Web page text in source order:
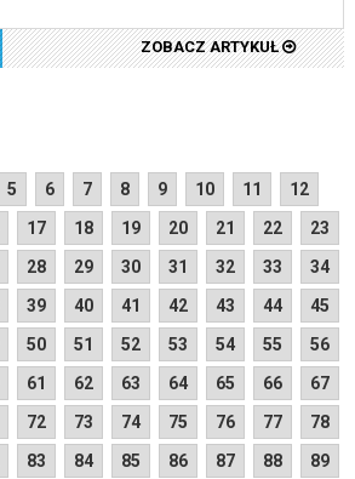
ZOBACZ ARTYKUŁ
5 6 7 8 9 10 11
12
17 18 19 20 21 22
23
28 29 30 31 32 33
34
39 40 41 42 43 44
45
50 51 52 53 54 55
56
61 62 63 64 65 66
67
72 73 74 75 76 77
78
83 84 85 86 87 88
89